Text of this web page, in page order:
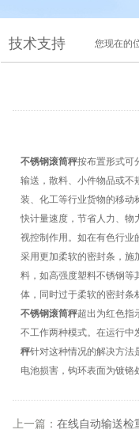
技术支持 您现在的
不锈钢滚筒秤按布置形式可
输送，散料、小件物品或不
装、化工等行业货物的移动
快计量速度，节省人力、物
视控制作用。如在有色行业
采用更加柔软的密封条，施
料，如高强度塑料不锈钢等
体，同时过于柔软的密封条
不锈钢滚筒秤超出为红色指
不工作两种模式。在运行中
秤针对这种情况的解决方法
电池损害，钩环表面为镀铬
上一篇： 在线自动输送检